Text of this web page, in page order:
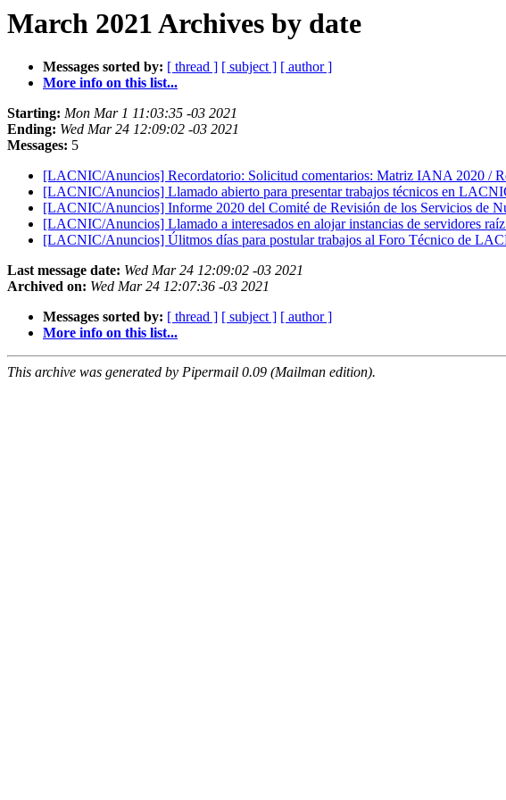
March 2021 Archives by date
Messages sorted by: [ thread ] [ subject ] [ author ]
More info on this list...
Starting: Mon Mar 1 11:03:35 -03 2021
Ending: Wed Mar 24 12:09:02 -03 2021
Messages: 5
[LACNIC/Anuncios] Recordatorio: Solicitud comentarios: Matriz IANA 2020 /
[LACNIC/Anuncios] Llamado abierto para presentar trabajos técnicos en
[LACNIC/Anuncios] Informe 2020 del Comité de Revisión de los Servicios de
[LACNIC/Anuncios] Llamado a interesados en alojar instancias de servidores
[LACNIC/Anuncios] Úlitmos días para postular trabajos al Foro Técnico de
Last message date: Wed Mar 24 12:09:02 -03 2021
Archived on: Wed Mar 24 12:07:36 -03 2021
Messages sorted by: [ thread ] [ subject ] [ author ]
More info on this list...
This archive was generated by Pipermail 0.09 (Mailman edition).